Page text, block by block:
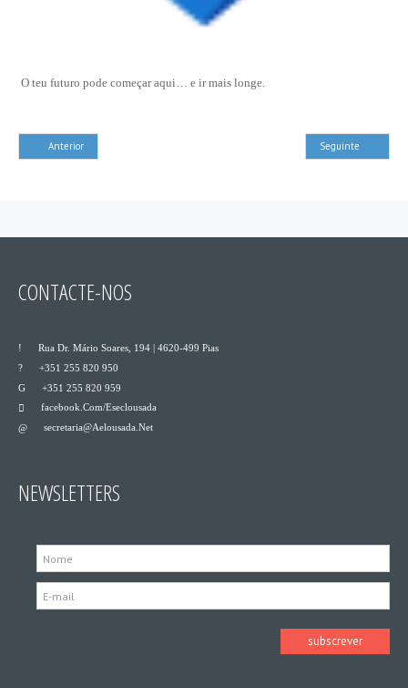
O teu futuro pode começar aqui… e ir mais longe.
Anterior Seguinte
CONTACTE-NOS
Rua Dr. Mário Soares, 194 | 4620-499 Pias
+351 255 820 950
+351 255 820 959
Facebook.com/eseclousada
Secretaria@aelousada.net
NEWSLETTERS